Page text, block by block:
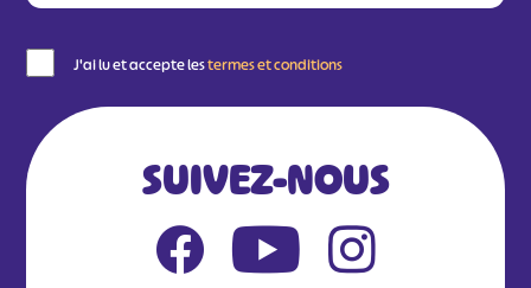
J'ai lu et accepte lestermes et conditions
SUIVEZ-NOUS